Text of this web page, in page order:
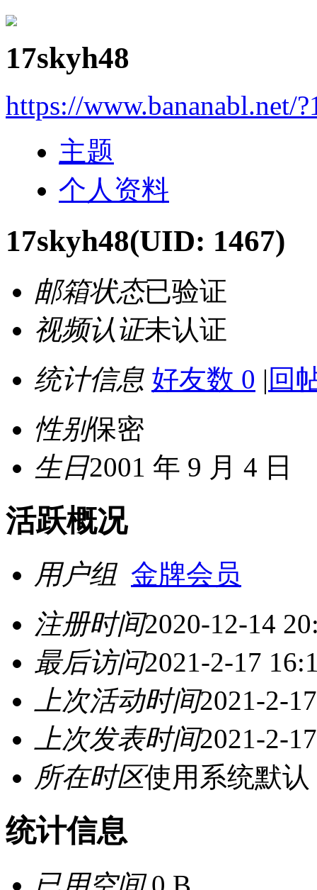
17skyh48
https://www.bananabl.net/
主题
个人资料
17skyh48(UID: 1467)
邮箱状态已验证
视频认证未认证
统计信息 好友数 0 | 回
性别保密
生日2001 年 9 月 4 日
活跃概况
用户组 金牌会员
注册时间2020-12-14
最后访问2021-2-17
上次活动时间2021-2-
上次发表时间2021-2-
所在时区使用系统默认
统计信息